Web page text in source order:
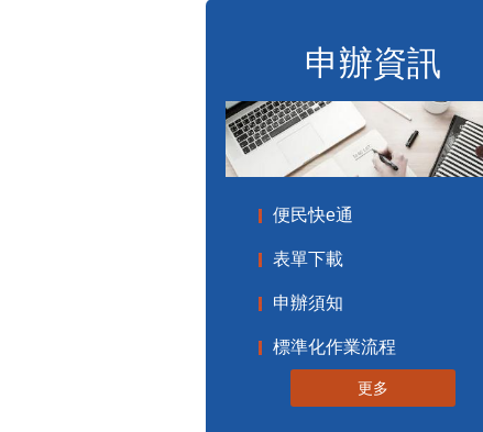
申辦資訊
便民快e通
表單下載
申辦須知
標準化作業流程
更多